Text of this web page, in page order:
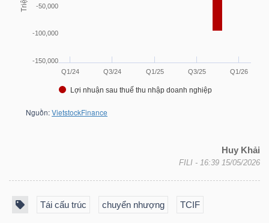
Huy Khải
FILI - 16:39 15/05/2026
Tái cấu trúc chuyển nhượng TCIF
TRUY
LIỆU